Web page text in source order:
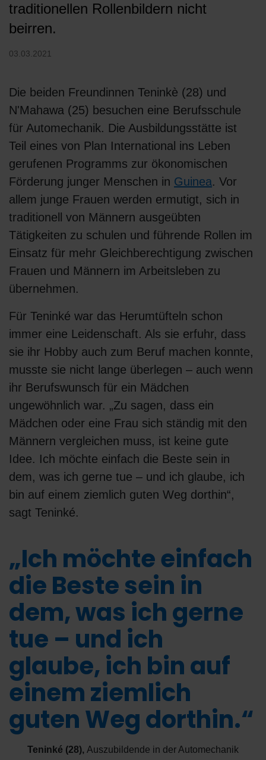
traditionellen Rollenbildern nicht
beirren.
03.03.2021
Die beiden Freundinnen Teninkè (28) und
N'Mahawa (25) besuchen eine Berufsschule
für Automechanik. Die Ausbildungsstätte ist
Teil eines von Plan International ins Leben
gerufenen Programms zur ökonomischen
Förderung junger Menschen in Guinea. Vor
allem junge Frauen werden ermutigt, sich in
traditionell von Männern ausgeübten
Tätigkeiten zu schulen und führende Rollen im
Einsatz für mehr Gleichberechtigung zwischen
Frauen und Männern im Arbeitsleben zu
übernehmen.
Für Teninké war das Herumtüfteln schon
immer eine Leidenschaft. Als sie erfuhr, dass
sie ihr Hobby auch zum Beruf machen konnte,
musste sie nicht lange überlegen – auch wenn
ihr Berufswunsch für ein Mädchen
ungewöhnlich war. „Zu sagen, dass ein
Mädchen oder eine Frau sich ständig mit den
Männern vergleichen muss, ist keine gute
Idee. Ich möchte einfach die Beste sein in
dem, was ich gerne tue – und ich glaube, ich
bin auf einem ziemlich guten Weg dorthin“,
sagt Teninké.
„Ich möchte einfach
die Beste sein in
dem, was ich gerne
tue – und ich
glaube, ich bin auf
einem ziemlich
guten Weg dorthin.“
Teninké (28), Auszubildende in der Automechanik